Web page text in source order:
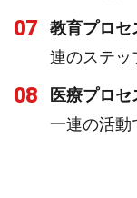
07 教育プロセ
連のステッ
08 医療プロセ
一連の活動